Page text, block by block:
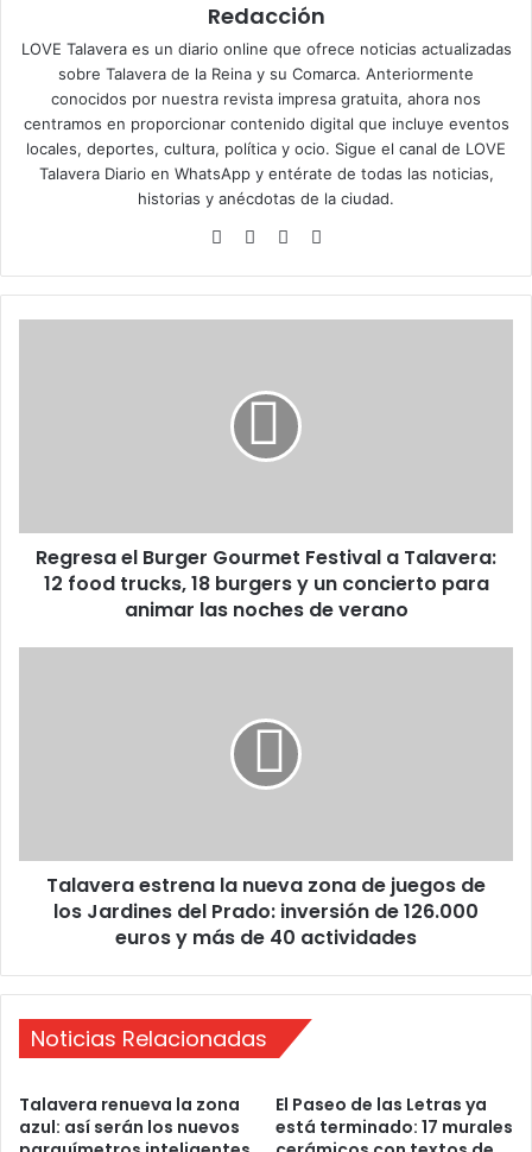
Redacción
LOVE Talavera es un diario online que ofrece noticias actualizadas
sobre Talavera de la Reina y su Comarca. Anteriormente
conocidos por nuestra revista impresa gratuita, ahora nos
centramos en proporcionar contenido digital que incluye eventos
locales, deportes, cultura, política y ocio. Sigue el canal de LOVE
Talavera Diario en WhatsAppy entérate de todas las noticias,
historias y anécdotas de la ciudad.
Siti
we
b
Fa
bo
ok
X
ra
m
l
i
l
T
a
Regresa el Burger Gourmet Festival a Talavera:
12 food trucks, 18 burgers y un concierto para
animar las noches de verano
e
a
u
e
Talavera estrena la nueva zona de juegos de
los Jardines del Prado: inversión de 126.000
euros y más de 40 actividades
Noticias Relacionadas
Talavera renueva la zona
azul: así serán los nuevos
El Paseo de las Letras ya
está terminado: 17 murales